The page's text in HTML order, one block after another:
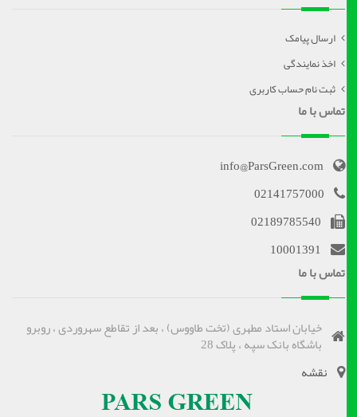
ارسال پیامک
اخذ نمایندگی
ثبت نام حساب کاربری
تماس با ما
info@ParsGreen.com
02141757000
02189785540
10001391
تماس با ما
خیابان استاد مطهری (تخت طاووس) ، بعد از تقاطع سهروردی ، روبرو
باشگاه بانک سپه ، پلاک 28
نقشه